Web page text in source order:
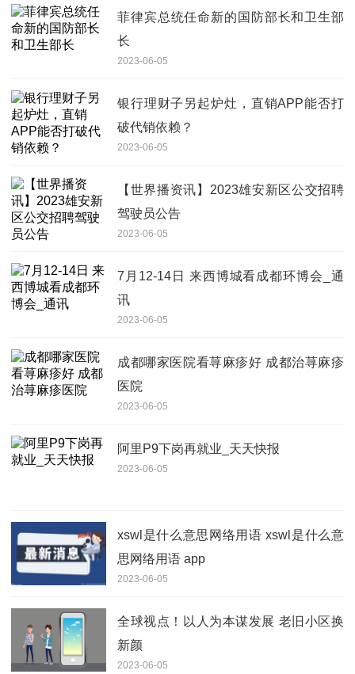
菲律宾总统任命新的国防部长和卫生部
长
2023-06-05
银行理财子另起炉灶，直销APP能否打
破代销依赖？
2023-06-05
【世界播资讯】2023雄安新区公交招聘
驾驶员公告
2023-06-05
7月12-14日 来西博城看成都环博会_通
讯
2023-06-05
成都哪家医院看荨麻疹好 成都治荨麻疹
医院
2023-06-05
阿里P9下岗再就业_天天快报
2023-06-05
xswl是什么意思网络用语 xswl是什么意
思网络用语 app
2023-06-05
全球视点！以人为本谋发展 老旧小区换
新颜
2023-06-05